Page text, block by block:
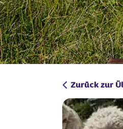
Zurück zur